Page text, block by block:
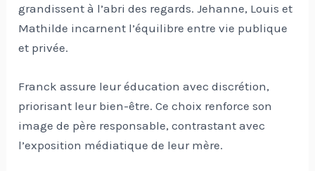
grandissent à l’abri des regards. Jehanne, Louis et
Mathilde incarnent l’équilibre entre vie publique
et privée.
Franck assure leur éducation avec discrétion,
priorisant leur bien-être. Ce choix renforce son
image de père responsable, contrastant avec
l’exposition médiatique de leur mère.